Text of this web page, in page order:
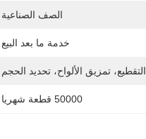
الصف الصناعية
خدمة ما بعد البيع
التقطيع، تمزيق الألواح، تحديد الحجم
50000 قطعة شهريا